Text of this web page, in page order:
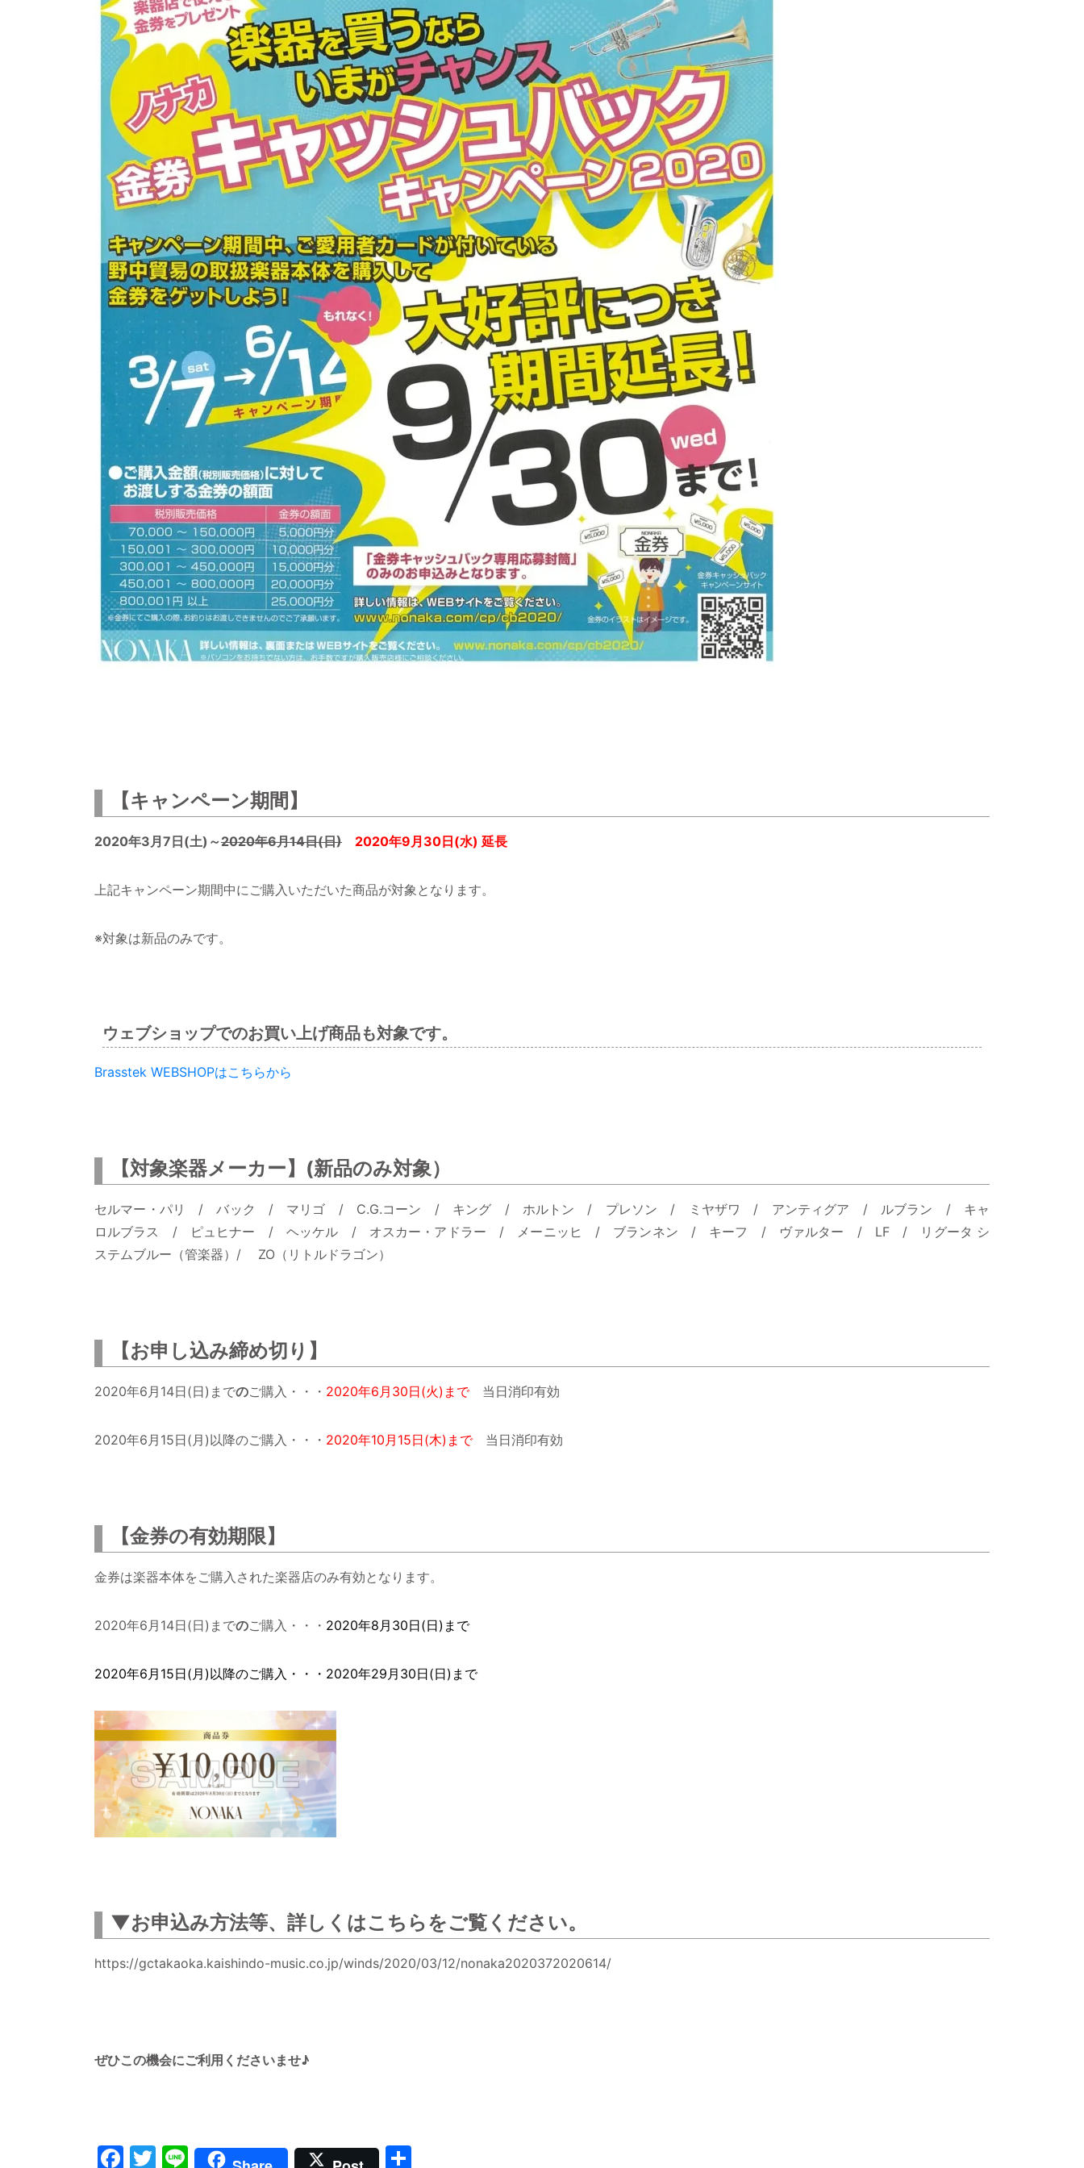
【キャンペーン期間】
2020年3月7日(土)～2020年6月14日(日) 2020年9月30日(水) 延長
上記キャンペーン期間中にご購入いただいた商品が対象となります。
※対象は新品のみです。
ウェブショップでのお買い上げ商品も対象です。
Brasstek WEBSHOPはこちらから
【対象楽器メーカー】(新品のみ対象）
セルマー・パリ / バック / マリゴ / C.G.コーン / キング / ホルトン / プレソン / ミヤザワ / アンティグア / ルブラン / キャ
ロルブラス / ピュヒナー / ヘッケル / オスカー・アドラー / メーニッヒ / ブランネン / キーフ / ヴァルター / LF / リグータ シ
ステムブルー（管楽器）/ ZO（リトルドラゴン）
【お申し込み締め切り】
2020年6月14日(日)までのご購入・・・ 2020年6月30日(火)まで当日消印有効
2020年6月15日(月)以降のご購入・・・ 2020年10月15日(木)まで当日消印有効
【金券の有効期限】
金券は楽器本体をご購入された楽器店のみ有効となります。
2020年6月14日(日)までのご購入・・・ 2020年8月30日(日)まで
2020年6月15日(月)以降のご購入・・・2020年29月30日(日)まで
▼お申込み方法等、詳しくはこちらをご覧ください。
https://gctakaoka.kaishindo-music.co.jp/winds/2020/03/12/nonaka2020372020614/
ぜひこの機会にご利用くださいませ♪
Facebook
Twitter
Line